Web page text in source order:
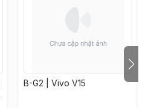
B-G2 | Vivo V15